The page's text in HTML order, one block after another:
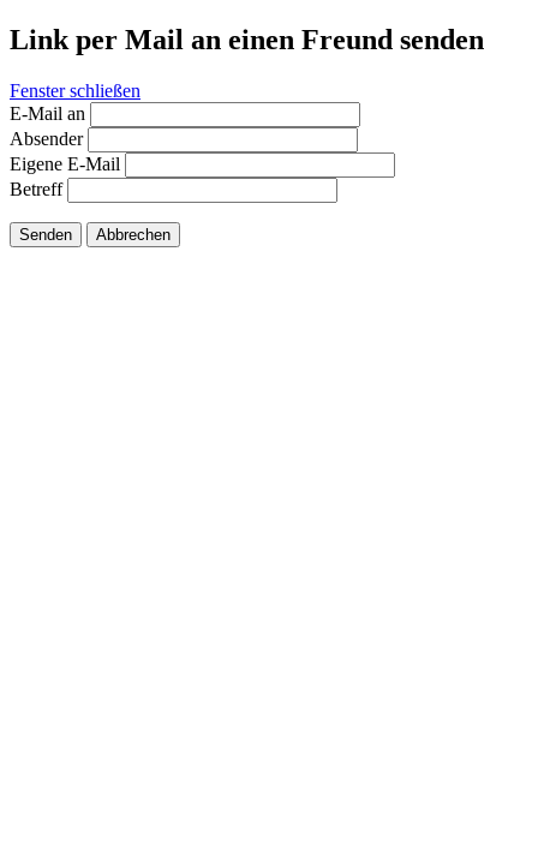
Link per Mail an einen Freund senden
Fenster schließen
E-Mail an
Absender
Eigene E-Mail
Betreff
Senden Abbrechen